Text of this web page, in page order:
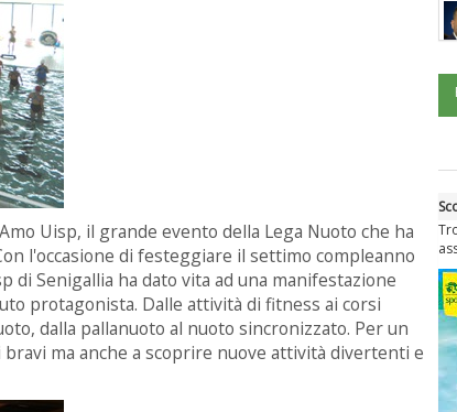
Uisp, il grande evento della Lega Nuoto che ha
l'occasione di festeggiare il settimo compleanno
di Senigallia ha dato vita ad una manifestazione
protagonista. Dalle attività di fitness ai corsi
dalla pallanuoto al nuoto sincronizzato. Per un
ma anche a scoprire nuove attività divertenti e